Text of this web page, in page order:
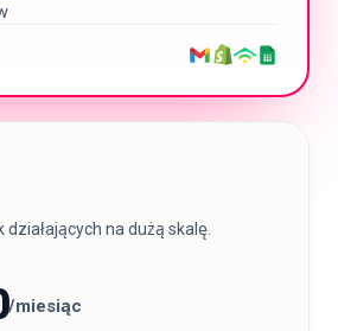
działających na dużą skalę.
/miesiąc